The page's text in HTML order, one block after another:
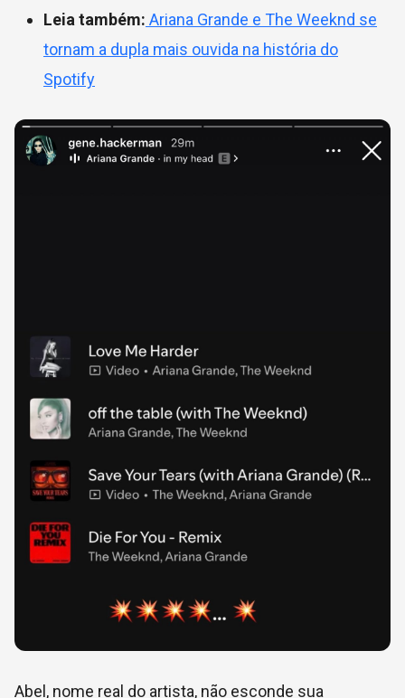
Leia também: Ariana Grande e The Weeknd se
tornam a dupla mais ouvida na história do
Spotify
Abel, nome real do artista, não esconde sua